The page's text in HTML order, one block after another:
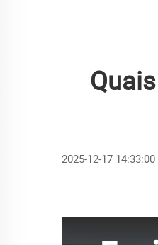
2025-12-17 14:33:00